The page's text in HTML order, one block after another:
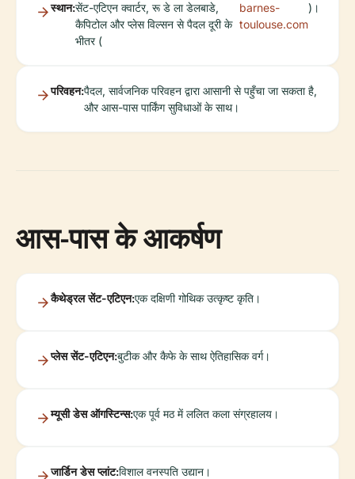
स्थान:सेंट-एटिएन क्वार्टर, रू डे ला डेलबाडे,
कैपिटोल और प्लेस विल्सन से पैदल दूरी के
भीतर (
barnes-
toulouse.com
)।
परिवहन:पैदल, सार्वजनिक परिवहन द्वारा आसानी से पहुँचा जा सकता है,
और आस-पास पार्किंग सुविधाओं के साथ।
आस-पास के आकर्षण
कैथेड्रल सेंट-एटिएन:एक दक्षिणी गोथिक उत्कृष्ट कृति।
प्लेस सेंट-एटिएन:बुटीक और कैफे के साथ ऐतिहासिक वर्ग।
म्यूसी डेस ऑगस्टिन्स:एक पूर्व मठ में ललित कला संग्रहालय।
जार्डिन डेस प्लांट:विशाल वनस्पति उद्यान।